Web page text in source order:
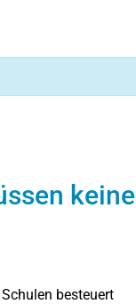
keine
besteuert